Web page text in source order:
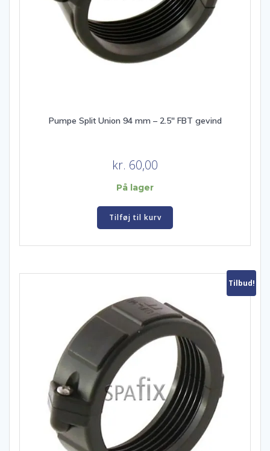
Pumpe Split Union 94 mm – 2.5″ FBT gevind
kr. 60,00
På lager
Tilføj til kurv
Tilbud!